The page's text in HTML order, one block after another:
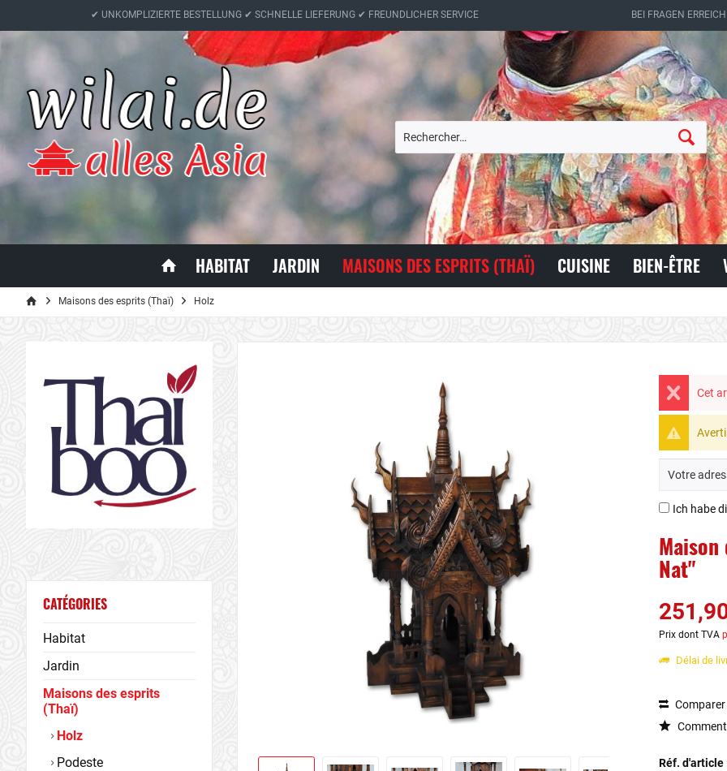
✔ UNKOMPLIZIERTE BESTELLUNG ✔ SCHNELLE LIEFERUNG ✔ FREUNDLICHER SERVICE BEI FRAGEN
HABITAT JARDIN MAISONS DES ESPRITS (THAÏ) CUISINE BIEN-ÊTRE
Maisons des esprits (Thaï) Holz
CATÉGORIES
Habitat
Jardin
Maisons des esprits
(Thaï)
Holz
Podeste
Cet
Ich habe
Nat"
Prix dont TVA
Délai de
Comparer
Réf. d'article